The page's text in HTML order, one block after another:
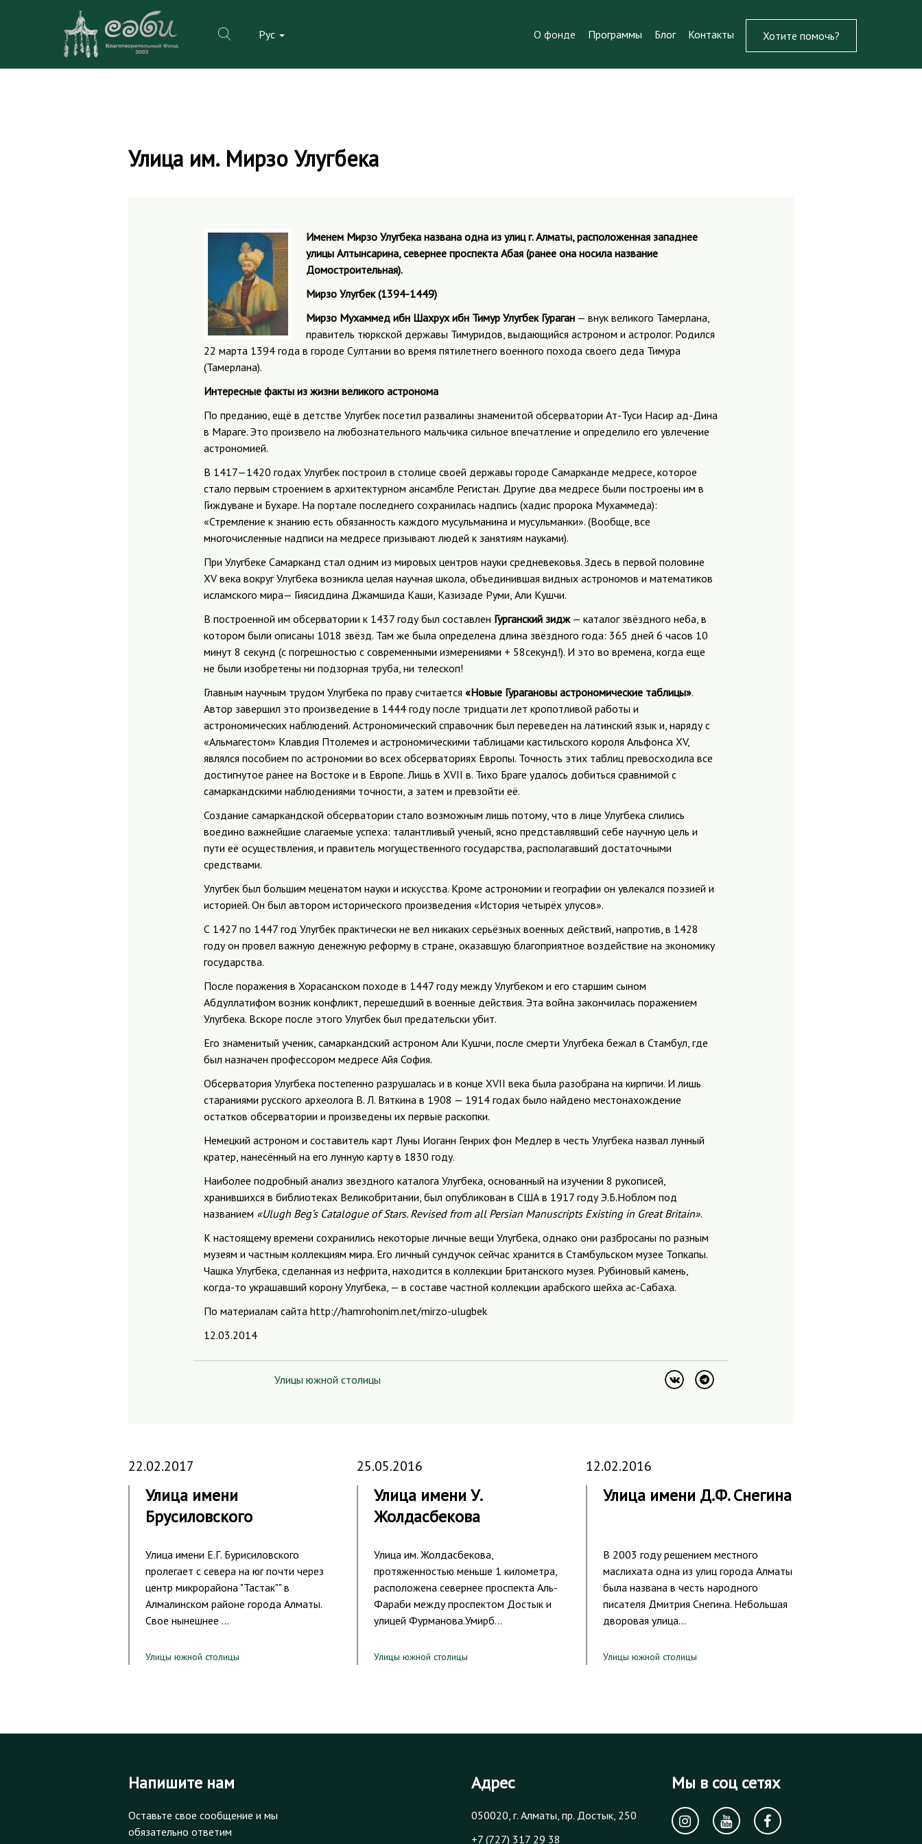
Рус О фонде Программы Блог Контакты Хотите помочь?
Улица им. Мирзо Улугбека
Именем Мирзо Улугбека названа одна из улиц г. Алматы, расположенная западнее
улицы Алтынсарина, севернее проспекта Абая (ранее она носила название
Домостроительная).
Мирзо Улугбек (1394-1449)
Мирзо Мухаммед ибн Шахрух ибн Тимур Улугбек Гураган — внук великого Тамерлана,
правитель тюркской державы Тимуридов, выдающийся астроном и астролог. Родился
22 марта 1394 года в городе Султании во время пятилетнего военного похода своего деда Тимура
(Тамерлана).
Интересные факты из жизни великого астронома
По преданию, ещё в детстве Улугбек посетил развалины знаменитой обсерватории Ат-Туси Насир ад-Дина
в Мараге. Это произвело на любознательного мальчика сильное впечатление и определило его увлечение
астрономией.
В 1417—1420 годах Улугбек построил в столице своей державы городе Самарканде медресе, которое
стало первым строением в архитектурном ансамбле Регистан. Другие два медресе были построены им в
Гиждуване и Бухаре. На портале последнего сохранилась надпись (хадис пророка Мухаммеда):
«Стремление к знанию есть обязанность каждого мусульманина и мусульманки». (Вообще, все
многочисленные надписи на медресе призывают людей к занятиям науками).
При Улугбеке Самарканд стал одним из мировых центров науки средневековья. Здесь в первой половине
XV века вокруг Улугбека возникла целая научная школа, объединившая видных астрономов и математиков
исламского мира— Гиясиддина Джамшида Каши, Казизаде Руми, Али Кушчи.
В построенной им обсерватории к 1437 году был составлен Гурганский зидж— каталог звёздного неба, в
котором были описаны 1018 звёзд. Там же была определена длина звёздного года: 365 дней 6 часов 10
минут 8 секунд (с погрешностью с современными измерениями + 58секунд!). И это во времена, когда еще
не были изобретены ни подзорная труба, ни телескоп!
Главным научным трудом Улугбека по праву считается «Новые Гурагановы астрономические таблицы».
Автор завершил это произведение в 1444 году после тридцати лет кропотливой работы и
астрономических наблюдений. Астрономический справочник был переведен на латинский язык и, наряду с
«Альмагестом» Клавдия Птолемея и астрономическими таблицами кастильского короля Альфонса XV,
являлся пособием по астрономии во всех обсерваториях Европы. Точность этих таблиц превосходила все
достигнутое ранее на Востоке и в Европе. Лишь в XVII в. Тихо Браге удалось добиться сравнимой с
самаркандскими наблюдениями точности, а затем и превзойти её.
Создание самаркандской обсерватории стало возможным лишь потому, что в лице Улугбека слились
воедино важнейшие слагаемые успеха: талантливый ученый, ясно представлявший себе научную цель и
пути её осуществления, и правитель могущественного государства, располагавший достаточными
средствами.
Улугбек был большим меценатом науки и искусства. Кроме астрономии и географии он увлекался поэзией и
историей. Он был автором исторического произведения «История четырёх улусов».
С 1427 по 1447 год Улугбек практически не вел никаких серьёзных военных действий, напротив, в 1428
году он провел важную денежную реформу в стране, оказавшую благоприятное воздействие на экономику
государства.
После поражения в Хорасанском походе в 1447 году между Улугбеком и его старшим сыном
Абдуллатифом возник конфликт, перешедший в военные действия. Эта война закончилась поражением
Улугбека. Вскоре после этого Улугбек был предательски убит.
Его знаменитый ученик, самаркандский астроном Али Кушчи, после смерти Улугбека бежал в Стамбул, где
был назначен профессором медресе Айя София.
Обсерватория Улугбека постепенно разрушалась и в конце XVII века была разобрана на кирпичи. И лишь
стараниями русского археолога В. Л. Вяткина в 1908 — 1914 годах было найдено местонахождение
остатков обсерватории и произведены их первые раскопки.
Немецкий астроном и составитель карт Луны Иоганн Генрих фон Медлер в честь Улугбека назвал лунный
кратер, нанесённый на его лунную карту в 1830 году.
Наиболее подробный анализ звездного каталога Улугбека, основанный на изучении 8 рукописей,
хранившихся в библиотеках Великобритании, был опубликован в США в 1917 году Э.Б.Ноблом под
названием «Ulugh Beg’s Catalogue of Stars. Revised from all Persian Manuscripts Existing in Great Britain».
К настоящему времени сохранились некоторые личные вещи Улугбека, однако они разбросаны по разным
музеям и частным коллекциям мира. Его личный сундучок сейчас хранится в Стамбульском музее Топкапы.
Чашка Улугбека, сделанная из нефрита, находится в коллекции Британского музея. Рубиновый камень,
когда-то украшавший корону Улугбека, — в составе частной коллекции арабского шейха ас-Сабаха.
По материалам сайта http://hamrohonim.net/mirzo-ulugbek
12.03.2014
Улицы южной столицы
22.02.2017
Улица имени
Брусиловского
Улица имени Е.Г. Бурисиловского
пролегает с севера на юг почти через
центр микрорайона "Тастак"" в
Алмалинском районе города Алматы.
Свое нынешнее …
Улицы южной столицы
25.05.2016
Улица имени У.
Жолдасбекова
Улица им. Жолдасбекова,
протяженностью меньше 1 километра,
расположена севернее проспекта Аль-
Фараби между проспектом Достык и
улицей Фурманова.Умирб…
Улицы южной столицы
12.02.2016
Улица имени Д.Ф. Снегина
В 2003 году решением местного
маслихата одна из улиц города Алматы
была названа в честь народного
писателя Дмитрия Снегина. Небольшая
дворовая улица…
Улицы южной столицы
Напишите нам
Оставьте свое сообщение и мы
обязательно ответим
Адрес
050020, г. Алматы, пр. Достык, 250
+7 (727) 317 29 38
Мы в соц сетях